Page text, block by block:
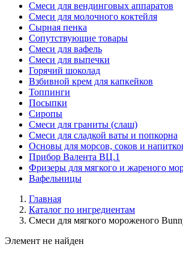
Смеси для вендинговых аппаратов
Смеси для молочного коктейля
Сырная пенка
Сопутствующие товары
Смеси для вафель
Смеси для выпечки
Горячий шоколад
Взбивной крем для капкейков
Топпинги
Посыпки
Сиропы
Смеси для граниты (слаш)
Смеси для сладкой ваты и попкорна
Основы для морсов, соков и
Прибор Валента ВЦ.1
Фризеры для мягкого и жареного
Вафельницы
Главная
Каталог по ингредиентам
Смеси для мягкого мороженого
Элемент не найден